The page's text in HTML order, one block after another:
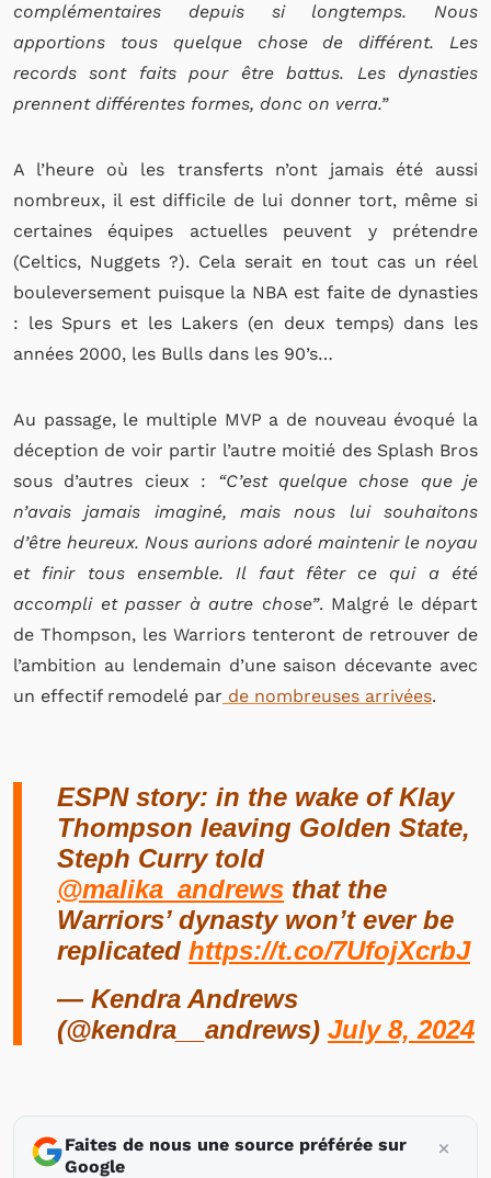
complémentaires depuis si longtemps. Nous
apportions tous quelque chose de différent. Les
records sont faits pour être battus. Les dynasties
prennent différentes formes, donc on verra.”
A l’heure où les transferts n’ont jamais été aussi
nombreux, il est difficile de lui donner tort, même si
certaines équipes actuelles peuvent y prétendre
(Celtics, Nuggets ?). Cela serait en tout cas un réel
bouleversement puisque la NBA est faite de dynasties
: les Spurs et les Lakers (en deux temps) dans les
années 2000, les Bulls dans les 90’s…
Au passage, le multiple MVP a de nouveau évoqué la
déception de voir partir l’autre moitié des Splash Bros
sous d’autres cieux : “C’est quelque chose que je
n’avais jamais imaginé, mais nous lui souhaitons
d’être heureux. Nous aurions adoré maintenir le noyau
et finir tous ensemble. Il faut fêter ce qui a été
accompli et passer à autre chose”. Malgré le départ
de Thompson, les Warriors tenteront de retrouver de
l’ambition au lendemain d’une saison décevante avec
un effectif remodelé par de nombreuses arrivées.
ESPN story: in the wake of Klay
Thompson leaving Golden State,
Steph Curry told
@malika_andrews that the
Warriors’ dynasty won’t ever be
replicated https://t.co/7UfojXcrbJ
— Kendra Andrews
(@kendra__andrews) July 8, 2024
Faites de nous une source préférée sur
Google